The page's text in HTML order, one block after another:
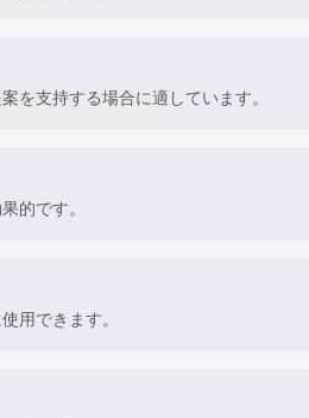
を支持する場合に適しています。
的です。
用できます。